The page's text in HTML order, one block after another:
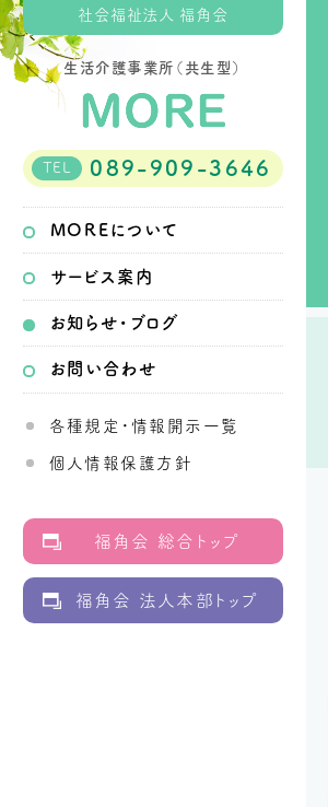
社会福祉法人 福角会
生活介護事業所（共生型）
TEL 089-909-3646
MOREについて
サービス案内
お知らせ・ブログ
お問い合わせ
各種規定・情報開示一覧
個人情報保護方針
福角会 総合トップ
福角会 法人本部トップ